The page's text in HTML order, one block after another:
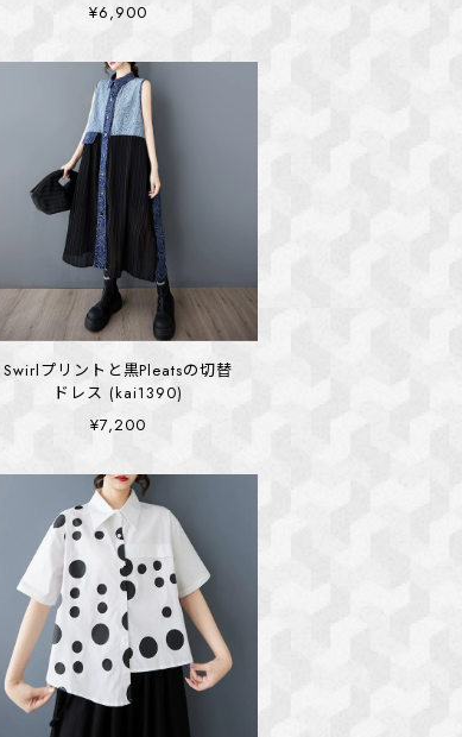
¥6,900
Swirlプリントと黒Pleatsの切替
ドレス (kai1390)
¥7,200